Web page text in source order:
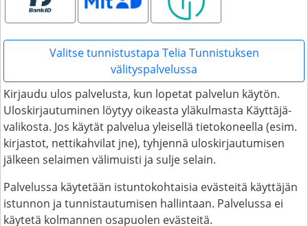
Valitse tunnistustapa Telia Tunnistuksen
välityspalvelussa
Kirjaudu ulos palvelusta, kun lopetat palvelun käytön.
Uloskirjautuminen löytyy oikeasta yläkulmasta Käyttäjä-
valikosta. Jos käytät palvelua yleisellä tietokoneella (esim.
kirjastot, nettikahvilat jne), tyhjennä uloskirjautumisen
jälkeen selaimen välimuisti ja sulje selain.
Palvelussa käytetään istuntokohtaisia evästeitä käyttäjän
istunnon ja tunnistautumisen hallintaan. Palvelussa ei
käytetä kolmannen osapuolen evästeitä.